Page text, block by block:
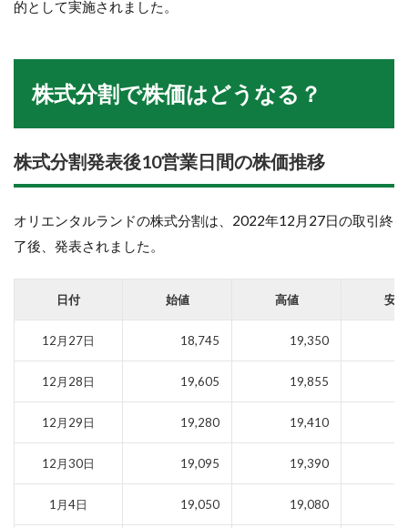
的として実施されました。
株式分割で株価はどうなる？
株式分割発表後10営業日間の株価推移
オリエンタルランドの株式分割は、2022年12月27日の取引終
了後、発表されました。
日付 始値 高値 安値
12月27日 18,745 19,350
12月28日 19,605 19,855
12月29日 19,280 19,410
12月30日 19,095 19,390
1月4日 19,050 19,080